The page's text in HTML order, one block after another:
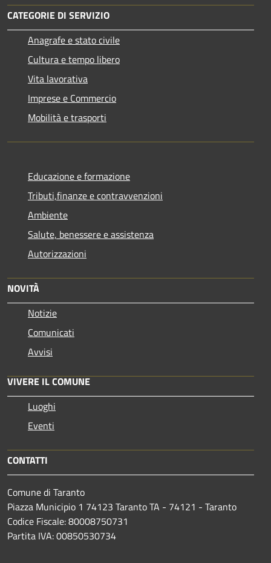
CATEGORIE DI SERVIZIO
Anagrafe e stato civile
Cultura e tempo libero
Vita lavorativa
Imprese e Commercio
Mobilità e trasporti
Educazione e formazione
Tributi,finanze e contravvenzioni
Ambiente
Salute, benessere e assistenza
Autorizzazioni
NOVITÀ
Notizie
Comunicati
Avvisi
VIVERE IL COMUNE
Luoghi
Eventi
CONTATTI
Comune di Taranto
Piazza Municipio 1 74123 Taranto TA - 74121 - Taranto
Codice Fiscale: 80008750731
Partita IVA: 00850530734